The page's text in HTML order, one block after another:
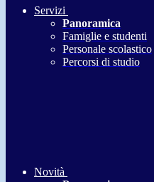
Servizi
Panoramica
Famiglie e studenti
Personale scolastico
Percorsi di studio
Novità